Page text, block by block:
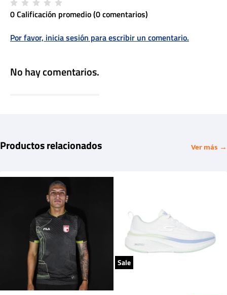
0 Calificación promedio(0 comentarios)
Por favor, inicia sesión para escribir un comentario.
No hay comentarios.
Productos relacionados Ver más →
Sale